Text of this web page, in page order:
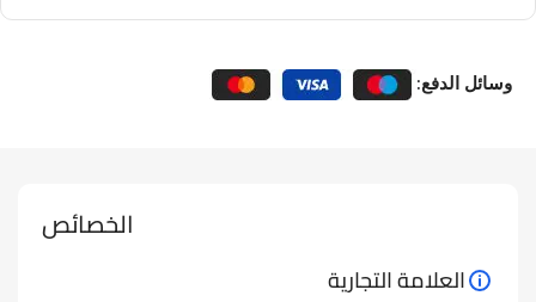
وسائل الدفع:
الخصائص
العلامة التجارية